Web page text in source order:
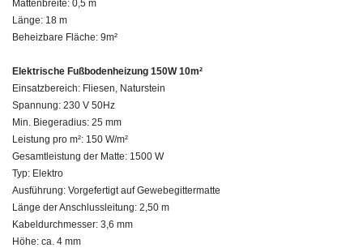
Mattenbreite: 0,5 m
Länge: 18 m
Beheizbare Fläche: 9m²
Elektrische Fußbodenheizung 150W 10m²
Einsatzbereich: Fliesen, Naturstein
Spannung: 230 V 50Hz
Min. Biegeradius: 25 mm
Leistung pro m²: 150 W/m²
Gesamtleistung der Matte: 1500 W
Typ: Elektro
Ausführung: Vorgefertigt auf Gewebegittermatte
Länge der Anschlussleitung: 2,50 m
Kabeldurchmesser: 3,6 mm
Höhe: ca. 4 mm